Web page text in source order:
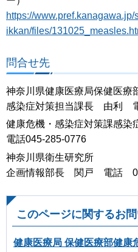
https://
ikkan/files/
問合せ先
神奈川県健康医療局保健医療
感染症対策担当課長 由利
健康危機・感染症対策課感
電話045-285-0776
神奈川県衛生研究所
企画情報部長 関戸 電話
このページに関するお
健康医療局 保健医療部健康